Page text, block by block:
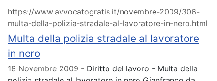
Multa della polizia stradale al lavoratore
in nero
https://www.avvocatogratis.it/novembre-2009/306-
multa-della-polizia-stradale-al-lavoratore-in-nero.html
18 Novembre 2009
Diritto del lavoro - Multa della